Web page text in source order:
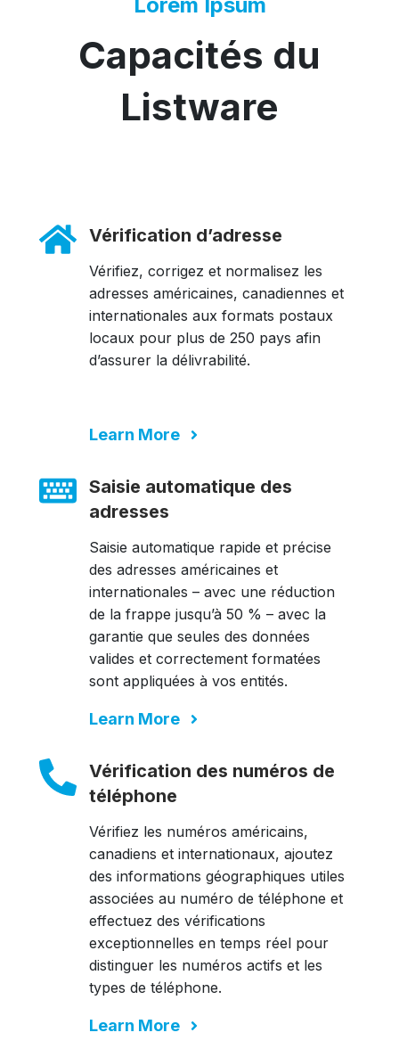
Capacités du
Listware
Vérification d’adresse
Vérifiez, corrigez et normalisez les
adresses américaines, canadiennes et
internationales aux formats postaux
locaux pour plus de 250 pays afin
d’assurer la délivrabilité.
Learn More
Saisie automatique des
adresses
Saisie automatique rapide et précise
des adresses américaines et
internationales – avec une réduction
de la frappe jusqu’à 50 % – avec la
garantie que seules des données
valides et correctement formatées
sont appliquées à vos entités.
Learn More
Vérification des numéros de
téléphone
Vérifiez les numéros américains,
canadiens et internationaux, ajoutez
des informations géographiques utiles
associées au numéro de téléphone et
effectuez des vérifications
exceptionnelles en temps réel pour
distinguer les numéros actifs et les
types de téléphone.
Learn More